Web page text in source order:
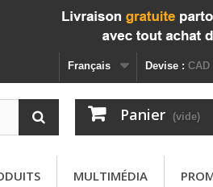
Devise : CAD
Français
Panier (vide)
MULTIMÉDIA